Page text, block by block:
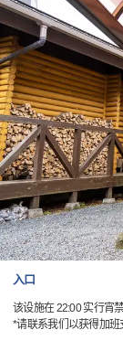
入口
该设施在 22:00 实行宵禁
*请联系我们以获得加班